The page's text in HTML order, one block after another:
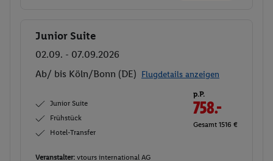
Buchen
Junior Suite
02.09. - 07.09.2026
Ab/ bis Köln/Bonn (DE) Flugdetails anzeigen
Junior Suite
Frühstück
Hotel-Transfer
p.P.
758.-
Gesamt 1516 €
Veranstalter: vtours international AG